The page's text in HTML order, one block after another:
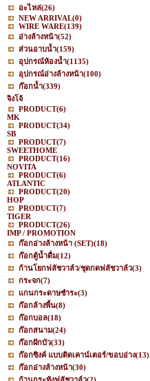
อะไหล่(26)
NEW ARRIVAL(0)
WIRE WARE(139)
อ่างล้างหน้า(52)
ส่วนอาบน้ำ(159)
อุปกรณ์ห้องน้ำ(1135)
อุปกรณ์อ่างล้างหน้า(100)
ก๊อกน้ำ(339)
จิงโจ้
PRODUCT(6)
MK
PRODUCT(34)
SB
PRODUCT(7)
SWEETHOME
PRODUCT(16)
NOVITA
PRODUCT(6)
ATLANTIC
PRODUCT(20)
HOP
PRODUCT(7)
TIGER
PRODUCT(26)
IMP / PROMOTION
ก๊อกอ่างล้างหน้า (SET)(18)
ก๊อกตู้น้ำดื่ม(12)
ก้านโยกฟลัชวาล์ว/ชุดกดฟลัชวาล์ว(3)
กระจก(7)
แกนกระดาษชำระ(3)
ก๊อกล้างพื้น(8)
ก๊อกบอล(18)
ก๊อกสนาม(24)
ก๊อกฝักบัว(33)
ก๊อกซิงค์ แบบติดเคาน์เตอร์/ขอบอ่าง(13)
ก๊อกอ่างล้างหน้า(30)